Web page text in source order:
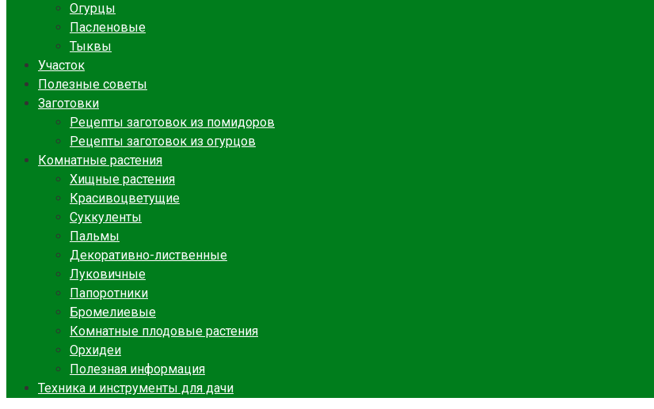
Огурцы
Пасленовые
Тыквы
Участок
Полезные советы
Заготовки
Рецепты заготовок из помидоров
Рецепты заготовок из огурцов
Комнатные растения
Хищные растения
Красивоцветущие
Суккуленты
Пальмы
Декоративно-лиственные
Луковичные
Папоротники
Бромелиевые
Комнатные плодовые растения
Орхидеи
Полезная информация
Техника и инструменты для дачи